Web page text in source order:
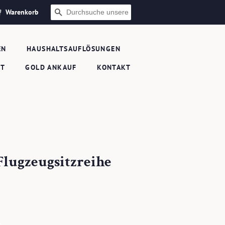
Warenkorb SUCHEN
HAUSHALTSAUFLÖSUNGEN
GOLD ANKAUF KONTAKT